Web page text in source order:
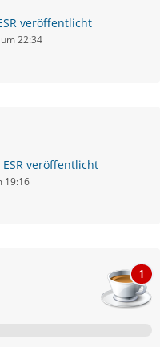
veröffentlicht
22:34
veröffentlicht
19:16
1